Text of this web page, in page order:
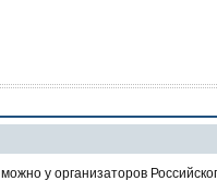
можно у организаторов